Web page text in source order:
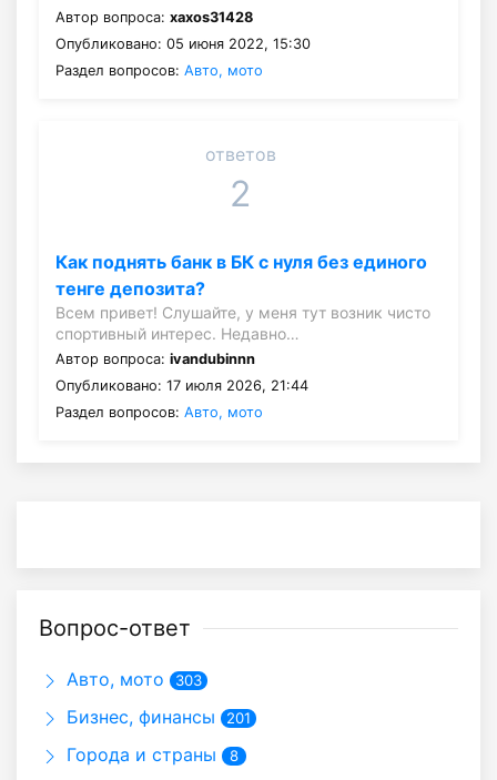
Автор вопроса: xaxos31428
Опубликовано: 05 июня 2022, 15:30
Раздел вопросов: Авто, мото
ответов
2
Как поднять банк в БК с нуля без единого
тенге депозита?
Всем привет! Слушайте, у меня тут возник чисто
спортивный интерес. Недавно…
Автор вопроса: ivandubinnn
Опубликовано: 17 июля 2026, 21:44
Раздел вопросов: Авто, мото
Вопрос-ответ
Авто, мото 303
Бизнес, финансы 201
Города и страны 8